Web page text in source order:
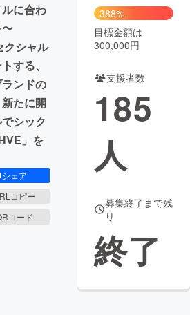
に合わ
クシャル
する、
ンドの
たに開
シック
」を
シェア
コピー
コード
388%
目標金額は
300,000円
支援者数
185
人
募集終了まで残
り
終了